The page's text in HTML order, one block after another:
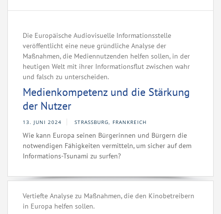
Die Europäische Audiovisuelle Informationsstelle
veröffentlicht eine neue gründliche Analyse der
Maßnahmen, die Mediennutzenden helfen sollen, in der
heutigen Welt mit ihrer Informationsflut zwischen wahr
und falsch zu unterscheiden.
Medienkompetenz und die Stärkung
der Nutzer
13. JUNI 2024 STRASSBURG, FRANKREICH
Wie kann Europa seinen Bürgerinnen und Bürgern die
notwendigen Fähigkeiten vermitteln, um sicher auf dem
Informations-Tsunami zu surfen?
Vertiefte Analyse zu Maßnahmen, die den Kinobetreibern
in Europa helfen sollen.